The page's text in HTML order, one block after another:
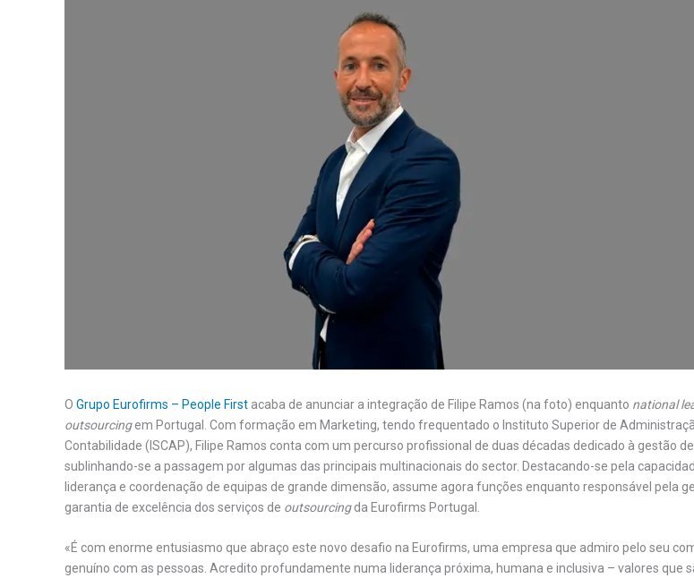
O Grupo Eurofirms – People First acaba de anunciar a integração de Filipe Ramos (na foto) enquanto national
outsourcingem Portugal. Com formação em Marketing, tendo frequentado o Instituto Superior de
Contabilidade (ISCAP), Filipe Ramos conta com um percurso profissional de duas décadas dedicado à gestão
sublinhando-se a passagem por algumas das principais multinacionais do sector. Destacando-se pela
liderança e coordenação de equipas de grande dimensão, assume agora funções enquanto responsável pela
garantia de excelência dos serviços de outsourcingda Eurofirms Portugal.
«É com enorme entusiasmo que abraço este novo desafio na Eurofirms, uma empresa que admiro pelo seu
genuíno com as pessoas. Acredito profundamente numa liderança próxima, humana e inclusiva – valores que